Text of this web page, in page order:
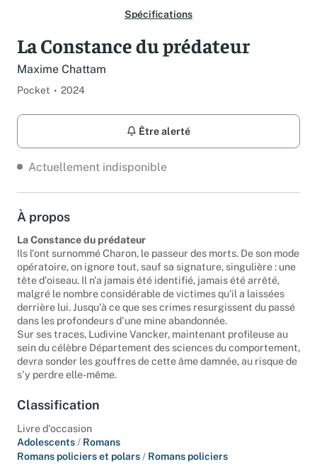
Spécifications
La Constance du prédateur
Maxime Chattam
Pocket 2024
Être alerté
Actuellement indisponible
À propos
La Constance du prédateur
Ils l'ont surnommé Charon, le passeur des morts. De son mode
opératoire, on ignore tout, sauf sa signature, singulière : une
tête d'oiseau. Il n'a jamais été identifié, jamais été arrêté,
malgré le nombre considérable de victimes qu'il a laissées
derrière lui. Jusqu'à ce que ses crimes resurgissent du passé
dans les profondeurs d'une mine abandonnée.
Sur ses traces, Ludivine Vancker, maintenant profileuse au
sein du célèbre Département des sciences du comportement,
devra sonder les gouffres de cette âme damnée, au risque de
s'y perdre elle-même.
Classification
Livre d'occasion
Adolescents / Romans
Romans policiers et polars / Romans policiers